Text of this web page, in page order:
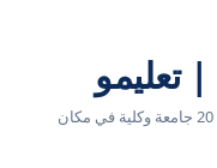
بوابة الأخبار الأكاديمية العراقية — أكثر من 20 جامعة وكلية في مكان